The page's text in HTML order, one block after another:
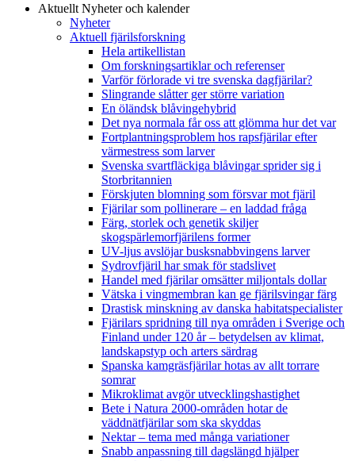
Aktuellt Nyheter och kalender
Nyheter
Aktuell fjärilsforskning
Hela artikellistan
Om forskningsartiklar och referenser
Varför förlorade vi tre svenska dagfjärilar?
Slingrande slåtter ger större variation
En öländsk blåvingehybrid
Det nya normala får oss att glömma hur det var
Fortplantningsproblem hos rapsfjärilar efter
värmestress som larver
Svenska svartfläckiga blåvingar sprider sig i
Storbritannien
Förskjuten blomning som försvar mot fjäril
Fjärilar som pollinerare – en laddad fråga
Färg, storlek och genetik skiljer
skogspärlemorfjärilens former
UV-ljus avslöjar busksnabbvingens larver
Sydrovfjäril har smak för stadslivet
Handel med fjärilar omsätter miljontals dollar
Vätska i vingmembran kan ge fjärilsvingar färg
Drastisk minskning av danska habitatspecialister
Fjärilars spridning till nya områden i Sverige och
Finland under 120 år– betydelsen av klimat,
landskapstyp och arters särdrag
Spanska kamgräsfjärilar hotas av allt torrare
somrar
Mikroklimat avgör utvecklingshastighet
Bete i Natura 2000-områden hotar de
väddnätfjärilar som ska skyddas
Nektar – tema med många variationer
Snabb anpassning till dagslängd hjälper